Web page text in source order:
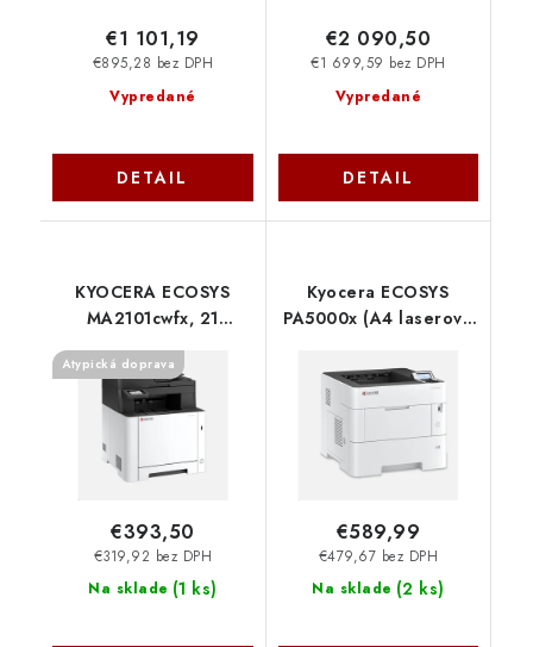
Vypredané
€895,28 bez DPH
€1 101,19
DETAIL
Vypredané
€1 699,59 bez DPH
€2 090,50
DETAIL
KYOCERA ECOSYS
MA2101cwfx, 21
kopírka, sieťová
tlačiareň, skener, fax,
duplex 110C223NL0
Atypická doprava
Na sklade (1 ks)
€319,92 bez DPH
€393,50
Kyocera ECOSYS
PA5000x (A4 laserová
LAN, 50 ppm)
110C0X3NL0
Na sklade (2 ks)
€479,67 bez DPH
€589,99